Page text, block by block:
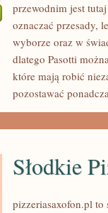
PREZENTY
SPORTOWE
FITNESS
przewodnim jest
oznaczać przesady,
wyborze oraz w
dlatego Pasotti
które mają robić
pozostawać
Słodkie
pizzeriasaxofon.pl